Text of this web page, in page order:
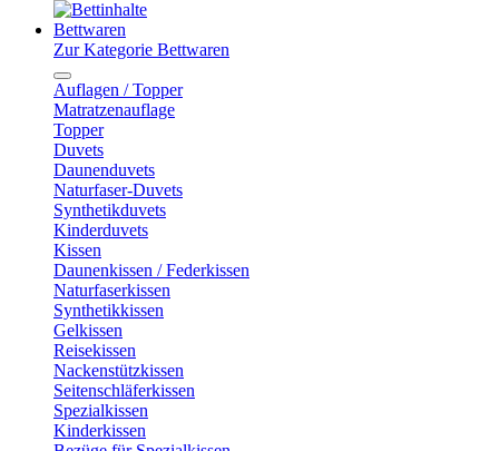
Bettwaren
Zur Kategorie Bettwaren
Auflagen / Topper
Matratzenauflage
Topper
Duvets
Daunenduvets
Naturfaser-Duvets
Synthetikduvets
Kinderduvets
Kissen
Daunenkissen / Federkissen
Naturfaserkissen
Synthetikkissen
Gelkissen
Reisekissen
Nackenstützkissen
Seitenschläferkissen
Spezialkissen
Kinderkissen